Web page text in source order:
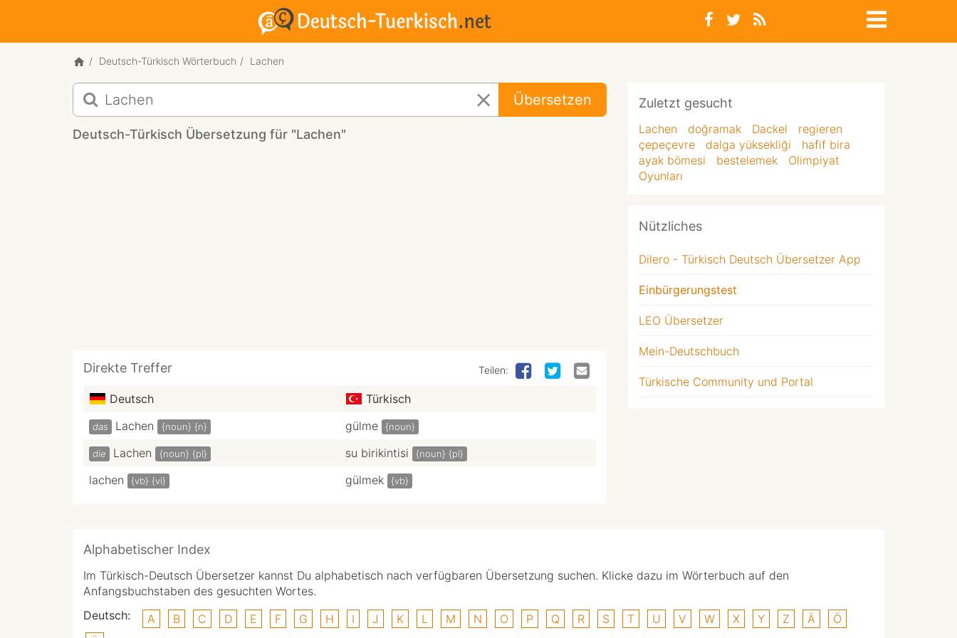
Deutsch-Türkisch Wörterbuch Lachen
Deutsch-
Türkisch
Übersetzung
für
Übersetzen
Deutsch-Türkisch Übersetzung für "Lachen"
Direkte Treffer Teilen:
Deutsch Türkisch
das Lachen {noun} {n} gülme {noun}
die Lachen {noun} {pl} su birikintisi {noun} {pl}
lachen {vb} {vi} gülmek {vb}
Zuletzt gesucht
Lachen doğramak Dackel
regieren
çepeçevre
dalga yüksekliği
hafif bira
ayak bömesi
bestelemek
Olimpiyat
Oyunları
Nützliches
Dilero - Türkisch Deutsch Übersetzer App
Einbürgerungstest
LEO Übersetzer
Mein-Deutschbuch
Türkische Community und Portal
Alphabetischer Index
Im Türkisch-Deutsch Übersetzer kannst Du alphabetisch nach verfügbaren Übersetzung suchen. Klicke dazu im Wörterbuch auf den
Anfangsbuchstaben des gesuchten Wortes.
Deutsch:
A B C D E F G H I J K L M N O P Q R S T U V W X Y Z Ä
Ö